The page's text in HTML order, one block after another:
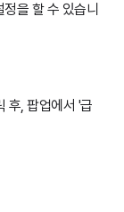
을 할 수 있습니
후, 팝업에서 '급